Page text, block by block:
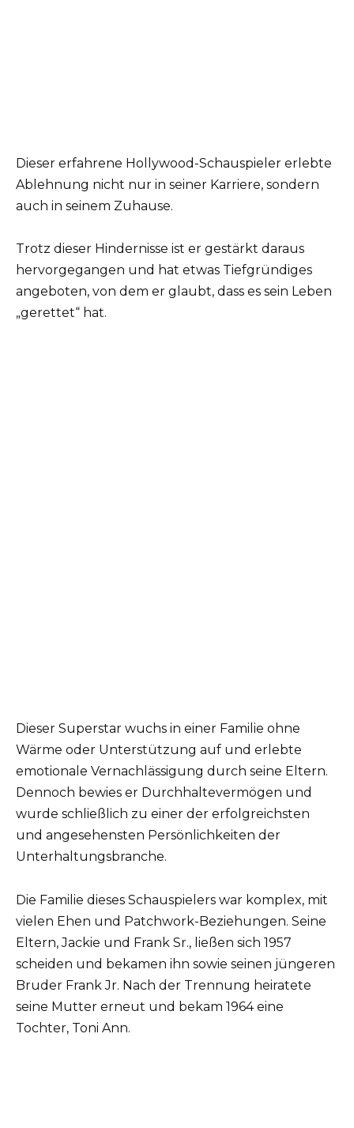
Dieser erfahrene Hollywood-Schauspieler erlebte
Ablehnung nicht nur in seiner Karriere, sondern
auch in seinem Zuhause.
Trotz dieser Hindernisse ist er gestärkt daraus
hervorgegangen und hat etwas Tiefgründiges
angeboten, von dem er glaubt, dass es sein Leben
„gerettet“ hat.
Dieser Superstar wuchs in einer Familie ohne
Wärme oder Unterstützung auf und erlebte
emotionale Vernachlässigung durch seine Eltern.
Dennoch bewies er Durchhaltevermögen und
wurde schließlich zu einer der erfolgreichsten
und angesehensten Persönlichkeiten der
Unterhaltungsbranche.
Die Familie dieses Schauspielers war komplex, mit
vielen Ehen und Patchwork-Beziehungen. Seine
Eltern, Jackie und Frank Sr., ließen sich 1957
scheiden und bekamen ihn sowie seinen jüngeren
Bruder Frank Jr. Nach der Trennung heiratete
seine Mutter erneut und bekam 1964 eine
Tochter, Toni Ann.